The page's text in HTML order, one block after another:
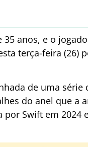
35 anos, e o
terça-feira (26)
de uma
do anel que a
por Swift em